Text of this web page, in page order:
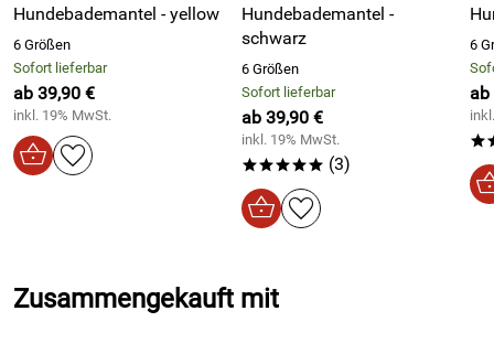
Größe:
XS = 48cm
S = 56 cm
M = 60 cm
XXL = 74 cm
Hundebademantel - yellow
6 Größen
Sofort lieferbar
ab 39,90 €
inkl. 19% MwSt.
Hundebademantel -
schwarz
6 Größen
Sofort lieferbar
ab 39,90 €
inkl. 19% MwSt.
***** (3)
6
ab
Zusammengekauft mit